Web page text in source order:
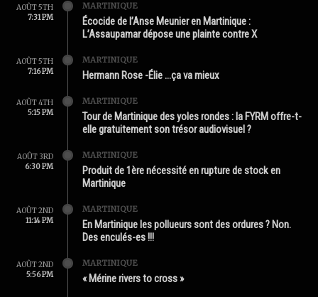
AOÛT 5TH
7:31 PM
MARTINIQUE
Écocide de l’Anse Meunier en Martinique :
L’Assaupamar dépose une plainte contre X
AOÛT 5TH
7:16 PM
MARTINIQUE
Hermann Rose -Élie …ça va mieux
AOÛT 4TH
5:15 PM
MARTINIQUE
Tour de Martinique des yoles rondes : la FYRM offre-t-
elle gratuitement son trésor audiovisuel ?
AOÛT 3RD
6:30 PM
MARTINIQUE
Produit de 1ère nécessité en rupture de stock en
Martinique
AOÛT 2ND
11:14 PM
MARTINIQUE
En Martinique les pollueurs sont des ordures ? Non.
Des enculés-es !!!
AOÛT 2ND
5:56 PM
MARTINIQUE
« Mérine rivers to cross »